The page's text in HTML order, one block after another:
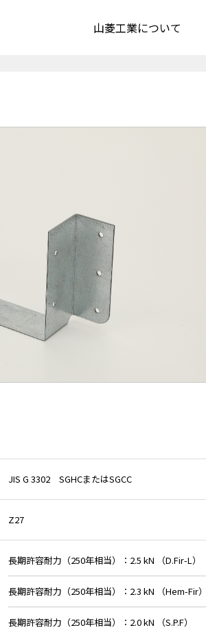
山菱工業について
JIS G 3302 SGHCまたはSGCC
Z27
長期許容耐力（250年相当）：2.5 kN （D.Fir-L）
長期許容耐力（250年相当）：2.3 kN （Hem-Fir）
長期許容耐力（250年相当）：2.0 kN （S.P.F）